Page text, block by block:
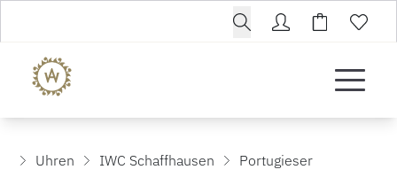
Uhren IWC Schaffhausen Portugieser